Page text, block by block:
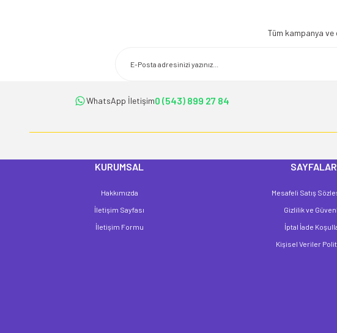
Ürün açıklamasında eksik bilgiler bulunuyor.
Ürün fiyatı diğer sitelerden daha pahalı.
Tüm kampanya
WhatsApp İletişim0 (543) 899 27 84
KURUMSAL
Hakkımızda
İletişim Sayfası
İletişim Formu
SAYFALAR
Mesafeli Satış
Gizlilik ve
İptal İade
Kişisel Veriler